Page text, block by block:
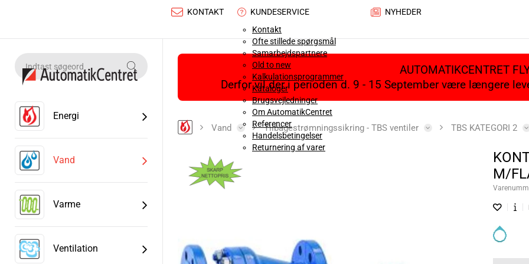
KONTAKT
KUNDESERVICE
Kontakt
Ofte stillede spørgsmål
Samarbejdspartnere
Old to new
Kalkulationsprogrammer
Kataloger
Brugsvejledninger
Om AutomatikCentret
Referencer
Handelsbetingelser
Returnering af varer
NYHEDER
Energi
Vand
Varme
Ventilation
AUTOMATIKCENTRET
Derfor vil der i perioden d. 9 - 15 September være længere
Vand Tilbagestrømningssikring - TBS ventiler TBS KATEGORI 2
M/